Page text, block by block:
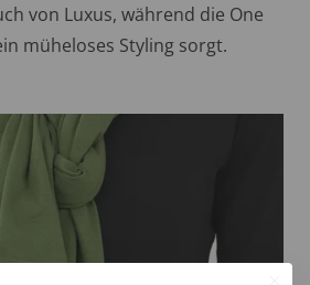
von Luxus, während die One
müheloses Styling sorgt.